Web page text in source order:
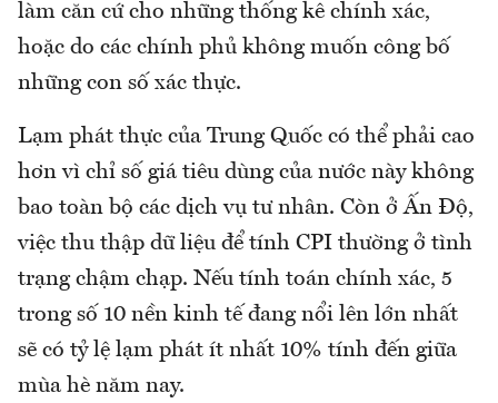
làm căn cứ cho những thống kê chính xác,
hoặc do các chính phủ không muốn công bố
những con số xác thực.
Lạm phát thực của Trung Quốc có thể phải cao
hơn vì chỉ số giá tiêu dùng của nước này không
bao toàn bộ các dịch vụ tư nhân. Còn ở Ấn Độ,
việc thu thập dữ liệu để tính CPI thường ở tình
trạng chậm chạp. Nếu tính toán chính xác, 5
trong số 10 nền kinh tế đang nổi lên lớn nhất
sẽ có tỷ lệ lạm phát ít nhất 10% tính đến giữa
mùa hè năm nay.